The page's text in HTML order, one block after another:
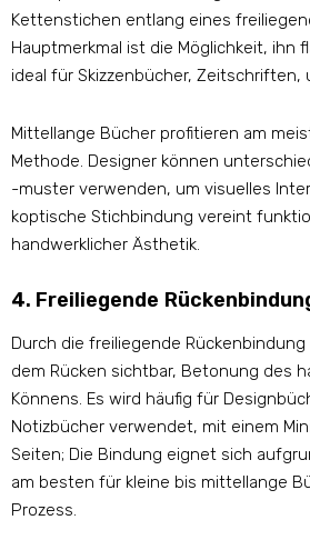
Kettenstichen entlang eines
Hauptmerkmal ist die Möglichkeit, ihn
ideal für Skizzenbücher, Zeitschriften,
Mittellange Bücher profitieren am
Methode. Designer können
-muster verwenden, um visuelles
koptische Stichbindung vereint
handwerklicher Ästhetik.
4. Freiliegende
Durch die freiliegende
dem Rücken sichtbar, Betonung des
Könnens. Es wird häufig für
Notizbücher verwendet, mit einem
Seiten; Die Bindung eignet sich
am besten für kleine bis mittellange
Prozess.